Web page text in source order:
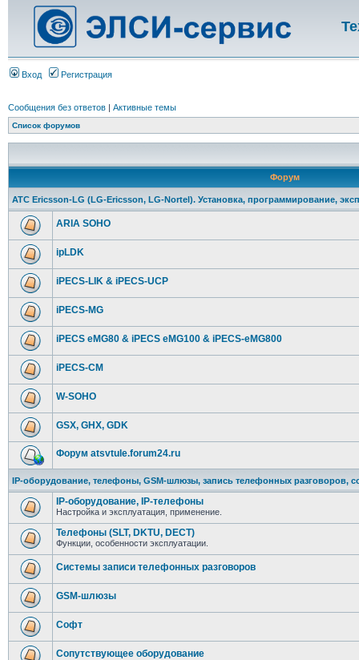
Вход Регистрация
Сообщения без ответов | Активные темы
Список форумов
Форум
АТС Ericsson-LG (LG-Ericsson, LG-Nortel). Установка, программирование,
ARIA SOHO
ipLDK
iPECS-LIK & iPECS-UCP
iPECS-MG
iPECS eMG80 & iPECS eMG100 & iPECS-eMG800
iPECS-CM
W-SOHO
GSX, GHX, GDK
Форум atsvtule.forum24.ru
IP-оборудование, телефоны, GSM-шлюзы, запись телефонных разговоров,
IP-оборудование, IP-телефоны
Настройка и эксплуатация, применение.
Телефоны (SLT, DKTU, DECT)
Функции, особенности эксплуатации.
Системы записи телефонных разговоров
GSM-шлюзы
Софт
Сопутствующее оборудование